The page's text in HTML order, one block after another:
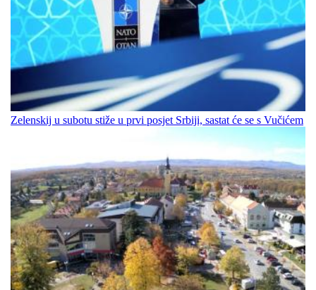
Zelenskij u subotu stiže u prvi posjet Srbiji, sastat će se s Vučićem